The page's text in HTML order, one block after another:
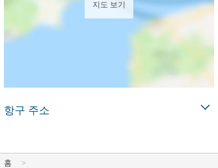
지도 보기
항구 주소
홈